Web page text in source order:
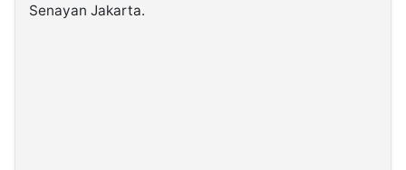
Senayan Jakarta.